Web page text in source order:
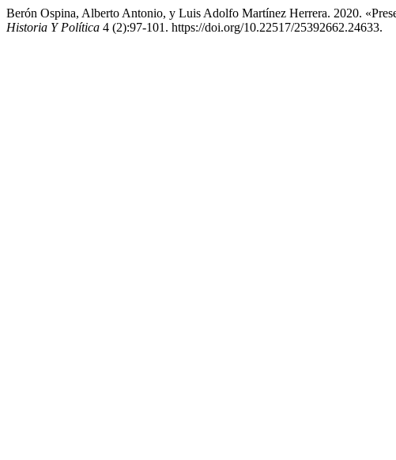
Berón Ospina, Alberto Antonio, y Luis Adolfo Martínez Herrera. 2020.
Historia Y Política 4 (2):97-101. https://doi.org/10.22517/25392662.24633.